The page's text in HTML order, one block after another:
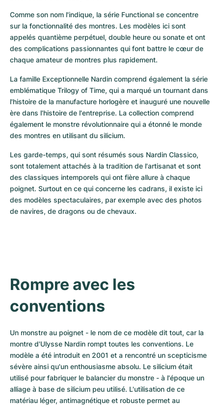
Comme son nom l'indique, la série Functional se concentre
sur la fonctionnalité des montres. Les modèles ici sont
appelés quantième perpétuel, double heure ou sonate et ont
des complications passionnantes qui font battre le cœur de
chaque amateur de montres plus rapidement.
La famille Exceptionnelle Nardin comprend également la série
emblématique Trilogy of Time, qui a marqué un tournant dans
l'histoire de la manufacture horlogère et inauguré une nouvelle
ère dans l'histoire de l'entreprise. La collection comprend
également le monstre révolutionnaire qui a étonné le monde
des montres en utilisant du silicium.
Les garde-temps, qui sont résumés sous Nardin Classico,
sont totalement attachés à la tradition de l'artisanat et sont
des classiques intemporels qui ont fière allure à chaque
poignet. Surtout en ce qui concerne les cadrans, il existe ici
des modèles spectaculaires, par exemple avec des photos
de navires, de dragons ou de chevaux.
Rompre avec les
conventions
Un monstre au poignet - le nom de ce modèle dit tout, car la
montre d'Ulysse Nardin rompt toutes les conventions. Le
modèle a été introduit en 2001 et a rencontré un scepticisme
sévère ainsi qu'un enthousiasme absolu. Le silicium était
utilisé pour fabriquer le balancier du monstre - à l'époque un
alliage à base de silicium peu utilisé. L'utilisation de ce
matériau léger, antimagnétique et robuste permet au